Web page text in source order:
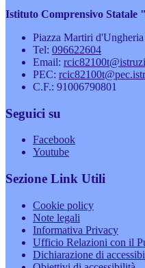
Istituto Comprensivo Statale
Piazza Martiri
Tel: 096622604
Email:
PEC:
C.F.: 91006790801
Seguici su
Facebook
Youtube
Sezione Link Utili
Cookie policy
Note legali
Informativa Privacy
Ufficio Relazioni con il
Dichiarazione di